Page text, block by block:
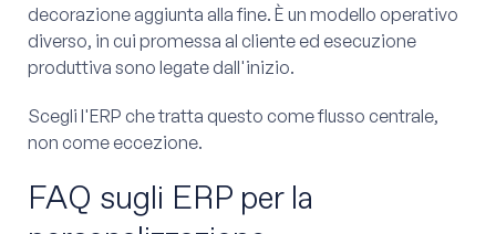
decorazione aggiunta alla fine. È un modello operativo
diverso, in cui promessa al cliente ed esecuzione
produttiva sono legate dall'inizio.
Scegli l'ERP che tratta questo come flusso centrale,
non come eccezione.
FAQ sugli ERP per la